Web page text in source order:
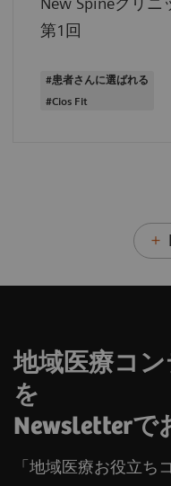
第1回
#患者さんに選ばれる
#Cios Fit
地域医療コ
を
Newsletterで
「地域医療お役立ち